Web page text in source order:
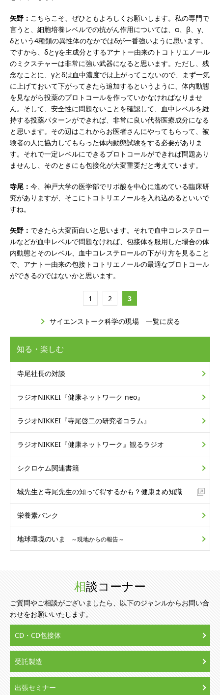
矢野： こちらこそ、ぜひともよろしくお願いします。私の専門で
言うと、細胞培養レベルでの抗がん作用については、α、β、γ、
δという4種類の異性体のなかではδが一番強いように思います。
ですから、δとγを主成分とするアナトー由来のトコトリエノール
のミクスチャーは非常に強い武器になると思います。ただし、残
念なことに、γとδは血中濃度では上がってこないので、まず一気
に上げておいて下がってきたら追加するというように、体内動態
を見ながら投薬のプロトコールを作っていかなければなりませ
ん。そして、安全性に問題ないことを確認して、血中レベルを維
持する投薬パターンができれば、非常に良い代替医療成分になる
と思います。その辺はこれからお医者さんにやってもらって、被
験者の人に協力してもらった体内動態試験をする必要がありま
す。それで一定レベルにできるプロトコールができれば問題あり
ませんし、そのときにも包接化が大変重要だと考えています。
寺尾： 今、神戸大学の医学部でリポ酸を中心に進めている臨床研
究がありますが、そこにトコトリエノールを入れ込めるといいで
すね。
矢野： できたら大変面白いと思います。それで血中コレステロー
ルなどが血中レベルで問題なければ、包接体を服用した場合の体
内動態とそのレベル、血中コレステロールの下がり方を見ること
で、アナトー由来の包接トコトリエノールの最適なプロトコール
ができるのではないかと思います。
1 2 3
サイエンストーク科学の現場 一覧に戻る
知る・楽しむ
寺尾社長の対談
ラジオNIKKEI 『健康ネットワーク neo』
ラジオNIKKEI 『寺尾啓二の研究者コラム』
ラジオNIKKEI 『健康ネットワーク』 観るラジオ
シクロケム関連書籍
城先生と寺尾先生の知って得するかも？健康まめ知識
栄養素バンク
地球環境のいま ～現地からの報告～
相談コーナー
ご質問やご相談がございましたら、以下のジャンルからお問い合
わせをお願いいたします。
CD・CD包接体
受託製造
出張セミナー